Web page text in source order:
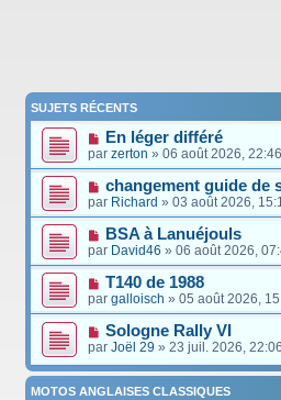
SUJETS RÉCENTS
En léger différé
par zerton » 06 août 2026,
changement guide de
par Richard » 03 août 2026,
BSA à Lanuéjouls
par David46 » 06 août 2026,
T140 de 1988
par galloisch » 05 août 2026,
Sologne Rally VI
par Joël 29 » 23 juil. 2026,
MOTOS ANGLAISES CLASSIQUES